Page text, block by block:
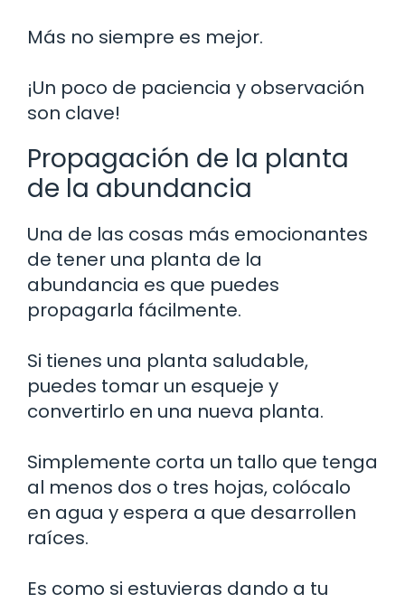
Más no siempre es mejor.
¡Un poco de paciencia y observación
son clave!
Propagación de la planta
de la abundancia
Una de las cosas más emocionantes
de tener una planta de la
abundancia es que puedes
propagarla fácilmente.
Si tienes una planta saludable,
puedes tomar un esqueje y
convertirlo en una nueva planta.
Simplemente corta un tallo que tenga
al menos dos o tres hojas, colócalo
en agua y espera a que desarrollen
raíces.
Es como si estuvieras dando a tu